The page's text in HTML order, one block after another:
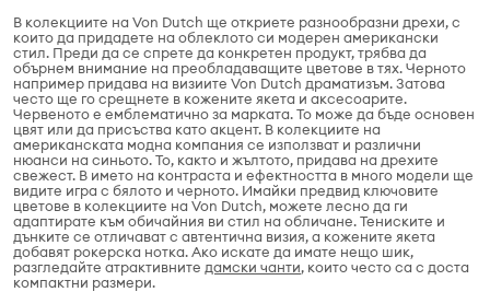
В колекциите на Von Dutch ще откриете разнообразни дрехи, с
които да придадете на облеклото си модерен американски
стил. Преди да се спрете да конкретен продукт, трябва да
обърнем внимание на преобладаващите цветове в тях. Черното
например придава на визиите Von Dutch драматизъм. Затова
често ще го срещнете в кожените якета и аксесоарите.
Червеното е емблематично за марката. То може да бъде основен
цвят или да присъства като акцент. В колекциите на
американската модна компания се използват и различни
нюанси на синьото. То, както и жълтото, придава на дрехите
свежест. В името на контраста и ефектността в много модели ще
видите игра с бялото и черното. Имайки предвид ключовите
цветове в колекциите на Von Dutch, можете лесно да ги
адаптирате към обичайния ви стил на обличане. Тениските и
дънките се отличават с автентична визия, а кожените якета
добавят рокерска нотка. Ако искате да имате нещо шик,
разгледайте атрактивните дамски чанти, които често са с доста
компактни размери.